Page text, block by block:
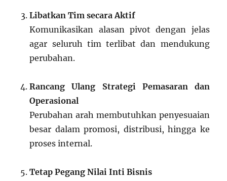
Libatkan Tim secara Aktif
Komunikasikan alasan pivot dengan jelas
agar seluruh tim terlibat dan mendukung
perubahan.
Rancang Ulang Strategi Pemasaran dan
Operasional
Perubahan arah membutuhkan penyesuaian
besar dalam promosi, distribusi, hingga ke
proses internal.
Tetap Pegang Nilai Inti Bisnis